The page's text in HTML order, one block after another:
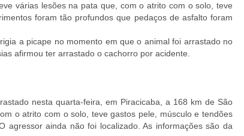
várias lesões na pata que, com o atrito com o solo, teve
foram tão profundos que pedaços de asfalto foram
a picape no momento em que o animal foi arrastado no
afirmou ter arrastado o cachorro por acidente.
nesta quarta-feira, em Piracicaba, a 168 km de São
o atrito com o solo, teve gastos pele, músculo e tendões
ainda não foi localizado. As informações são da